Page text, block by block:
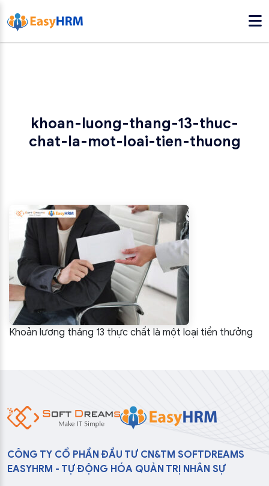
khoan-luong-thang-13-thuc-
chat-la-mot-loai-tien-thuong
Khoản lương tháng 13 thực chất là một loại tiền thưởng
CÔNG TY CỔ PHẦN ĐẦU TƯ CN&TM SOFTDREAMS
EASYHRM - TỰ ĐỘNG HÓA QUẢN TRỊ NHÂN SỰ